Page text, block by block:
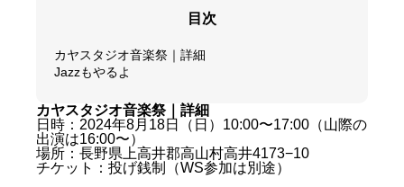
目次
カヤスタジオ音楽祭｜詳細
Jazzもやるよ
カヤスタジオ音楽祭｜詳細
日時：2024年8月18日（日）10:00〜17:00（山際の
出演は16:00〜）
場所：長野県上高井郡高山村高井4173−10
チケット：投げ銭制（WS参加は別途）